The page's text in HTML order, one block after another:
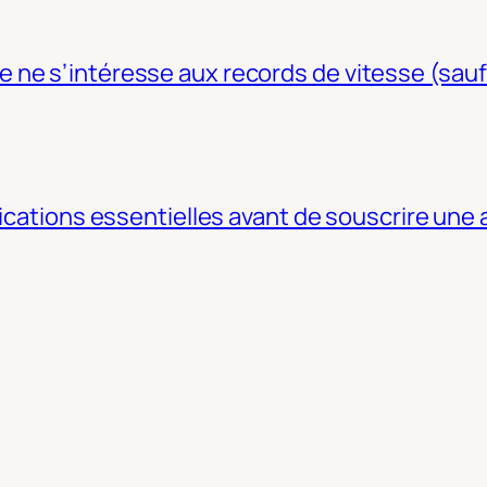
ne s’intéresse aux records de vitesse
essentielles avant de souscrire une